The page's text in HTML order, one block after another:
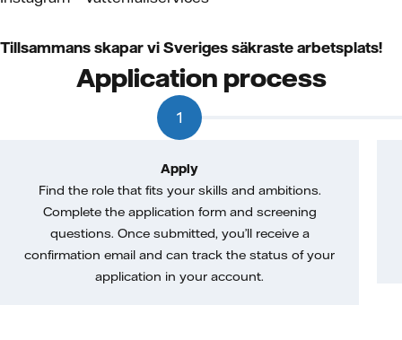
Tillsammans skapar vi Sveriges säkraste arbetsplats!
Application process
1
Apply
Find the role that fits your skills and ambitions.
Complete the application form and screening
questions. Once submitted, you’ll receive a
confirmation email and can track the status of your
application in your account.